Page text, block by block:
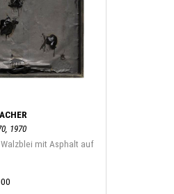
1970
mit Asphalt auf